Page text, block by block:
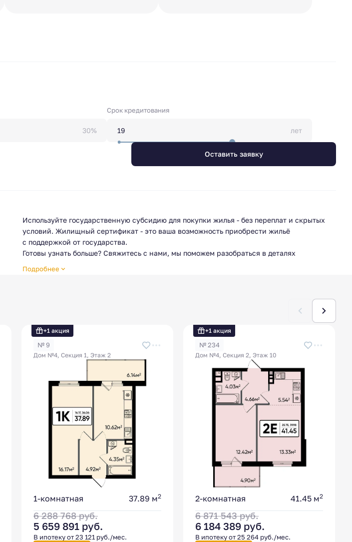
30%
Срок кредитования
лет
Оставить заявку
Используйте государственную субсидию для покупки жилья - без переплат и скрытых
условий. Жилищный сертификат - это ваша возможность приобрести жильё
с поддержкой от государства.
Готовы узнать больше? Свяжитесь с нами, мы поможем разобраться в деталях
рекомендуется уточнять актуальные требования и порядок действий в отделе продаж.
Подробнее
+1 акция
№ 9
Дом №4, Секция 1, Этаж 2
1-комнатная 37.89 м2
6 288 768руб.
5 659 891 руб.
В ипотеку от 23 121 руб./мес.
+1 акция
№ 234
Дом №4, Секция 2, Этаж 10
2-комнатная 41.45 м2
6 871 543руб.
6 184 389 руб.
В ипотеку от 25 264 руб./мес.